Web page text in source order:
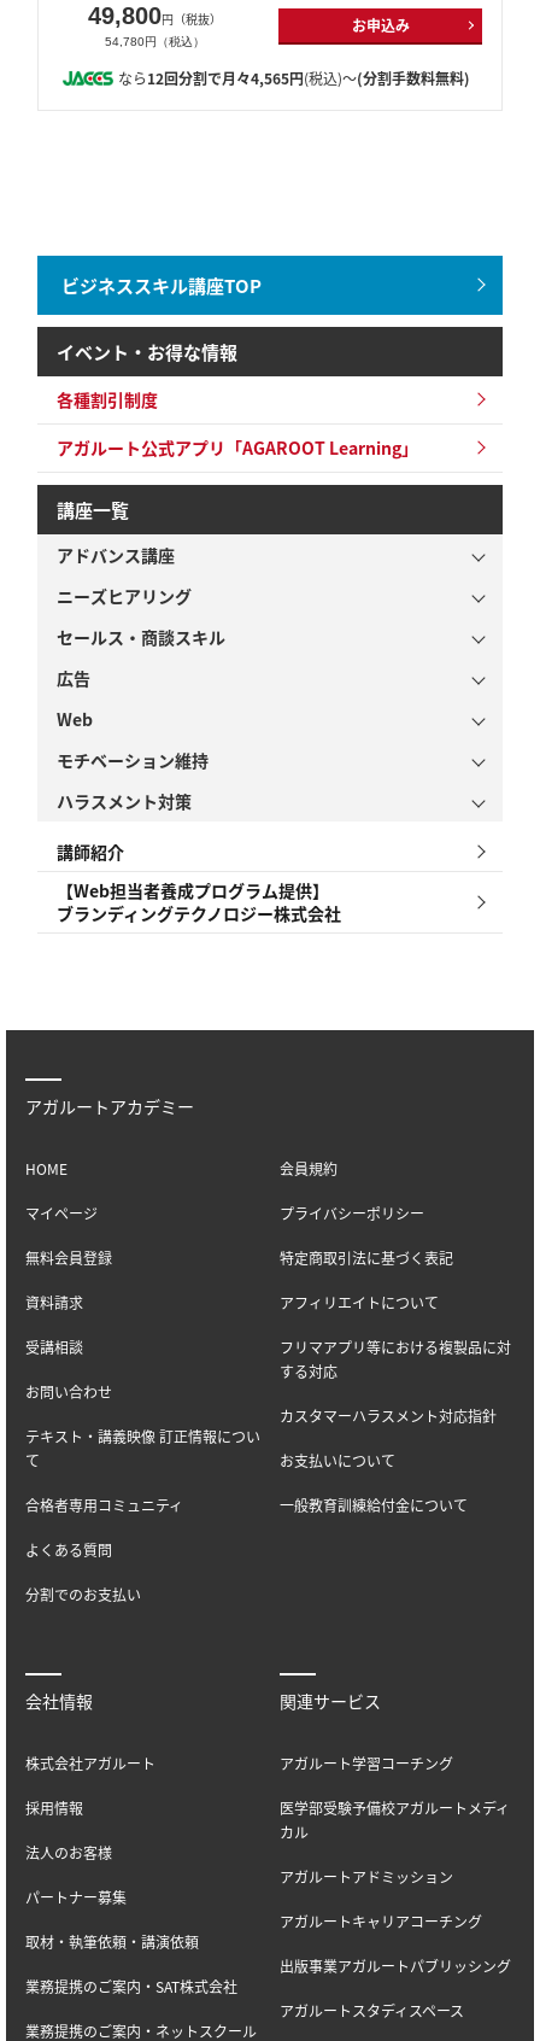
49,800円（税抜）
54,780円（税込）
お申込み
なら12回分割で月々4,565円(税込)～(分割手数料無料)
ビジネススキル講座TOP
イベント・お得な情報
各種割引制度
アガルート公式アプリ「AGAROOT Learning」
講座一覧
アドバンス講座
ニーズヒアリング
セールス・商談スキル
広告
Web
モチベーション維持
ハラスメント対策
講師紹介
【Web担当者養成プログラム提供】
ブランディングテクノロジー株式会社
アガルートアカデミー
HOME
マイページ
無料会員登録
資料請求
受講相談
お問い合わせ
テキスト・講義映像 訂正情報につい
て
合格者専用コミュニティ
よくある質問
分割でのお支払い
会員規約
プライバシーポリシー
特定商取引法に基づく表記
アフィリエイトについて
フリマアプリ等における複製品に対
する対応
カスタマーハラスメント対応指針
お支払いについて
一般教育訓練給付金について
会社情報
株式会社アガルート
採用情報
法人のお客様
パートナー募集
取材・執筆依頼・講演依頼
業務提携のご案内・SAT株式会社
業務提携のご案内・ネットスクール
関連サービス
アガルート学習コーチング
医学部受験予備校アガルートメディ
カル
アガルートアドミッション
アガルートキャリアコーチング
出版事業アガルートパブリッシング
アガルートスタディスペース